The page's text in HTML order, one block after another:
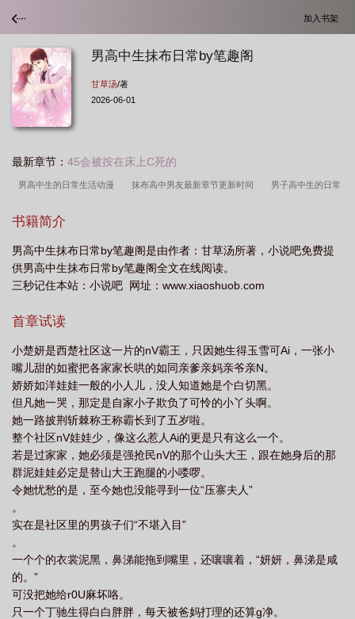
加入书架
男高中生抹布日常by笔趣阁
甘草汤/著
2026-06-01
最新章节： 45会被按在床上C死的
男高中生的日常生活动漫 抹布高中男友最新章节更新时间 男子高中生的日常
中生的日常梗
高中生的日常 不良 男子高中生的日常贴吧 11-男子高中生的日常 男 高 中
生 男子高中生的日常的日常 男高中生抹布日常by笔趣阁 强制爱
常大魔王 抹布高中男友免费更新
书籍简介
男高中生抹布日常by笔趣阁是由作者：甘草汤所著，小说吧免费提
供男高中生抹布日常by笔趣阁全文在线阅读。
三秒记住本站：小说吧 网址：www.xiaoshuob.com
首章试读
小楚妍是西楚社区这一片的nV霸王，只因她生得玉雪可Ai，一张小
嘴儿甜的如蜜把各家家长哄的如同亲爹亲妈亲爷亲N。
娇娇如洋娃娃一般的小人儿，没人知道她是个白切黑。
但凡她一哭，那定是自家小子欺负了可怜的小丫头啊。
她一路披荆斩棘称王称霸长到了五岁啦。
整个社区nV娃娃少，像这么惹人Ai的更是只有这么一个。
若是过家家，她必须是强抢民nV的那个山头大王，跟在她身后的那
群泥娃娃必定是替山大王跑腿的小喽啰。
令她忧愁的是，至今她也没能寻到一位“压寨夫人”
。
实在是社区里的男孩子们“不堪入目”
。
一个个的衣裳泥黑，鼻涕能拖到嘴里，还嚷嚷着，“妍妍，鼻涕是咸
的。”
可没把她给r0U麻坏咯。
只一个丁驰生得白白胖胖，每天被爸妈打理的还算g净。